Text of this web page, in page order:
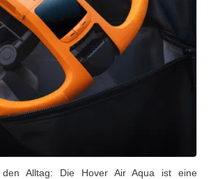
Alltag: Die Hover Air Aqua ist eine